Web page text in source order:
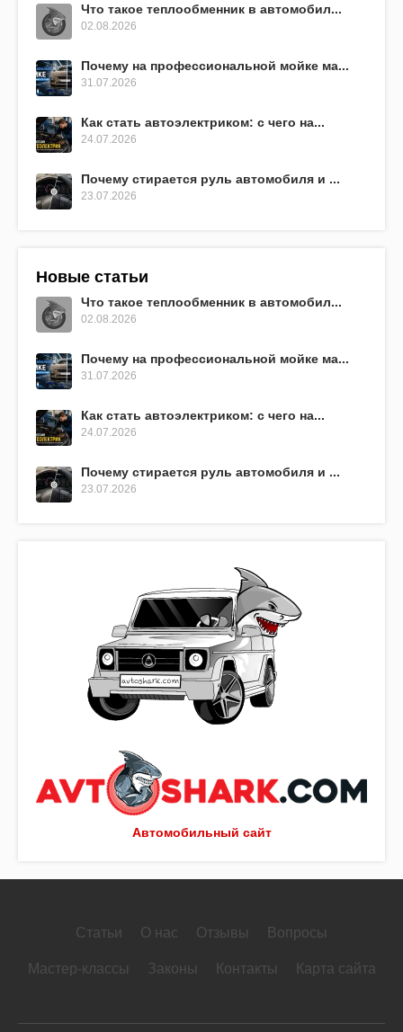
Автомобильный сайт
Что такое теплообменник в автомобил...
02.08.2026
Почему на профессиональной мойке ма...
31.07.2026
Как стать автоэлектриком: с чего на...
24.07.2026
Почему стирается руль автомобиля и ...
23.07.2026
Новые статьи
Что такое теплообменник в автомобил...
02.08.2026
Почему на профессиональной мойке ма...
31.07.2026
Как стать автоэлектриком: с чего на...
24.07.2026
Почему стирается руль автомобиля и ...
23.07.2026
Статьи О нас Отзывы Вопросы
Мастер-классы Законы Контакты Карта сайта